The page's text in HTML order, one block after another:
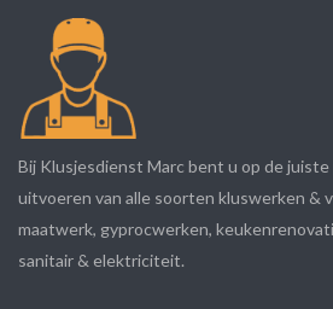
Bij Klusjesdienst Marc bent u op de
uitvoeren van alle soorten kluswerken &
maatwerk, gyprocwerken,
sanitair & elektriciteit.